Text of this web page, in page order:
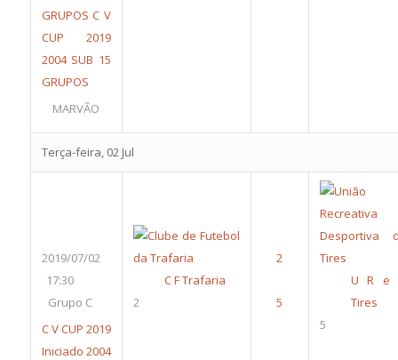
GRUPOS C V
CUP 2019
2004 SUB 15
GRUPOS
MARVÃO
Terça-feira, 02 Jul
2019/07/02
17:30
Grupo C
C V CUP 2019
Iniciado 2004
C F Trafaria
2
U R e
Tires
5